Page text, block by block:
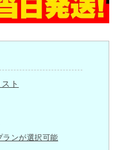
ト
ランが選択可能